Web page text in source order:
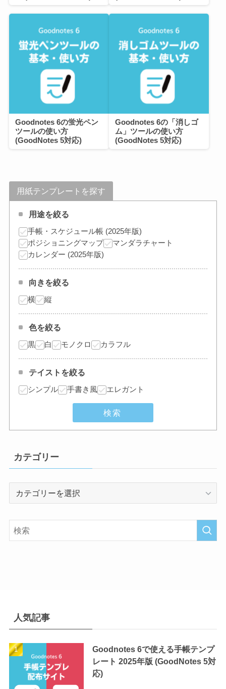
Goodnotes 6の蛍光ペン
ツールの使い方
(GoodNotes 5対応)
Goodnotes 6の「消しゴ
ム」ツールの使い方
(GoodNotes 5対応)
用紙テンプレートを探す
用途を絞る
手帳・スケジュール帳 (2025年版)
ポジショニングマップ
マンダラチャート
カレンダー (2025年版)
向きを絞る
横 縦
色を絞る
黒 白 モノクロ カラフル
テイストを絞る
シンプル 手書き風 エレガント
検索
カテゴリー
リ
ー
人気記事
Goodnotes 6で使える手帳テンプ
レート 2025年版 (GoodNotes 5対
応)